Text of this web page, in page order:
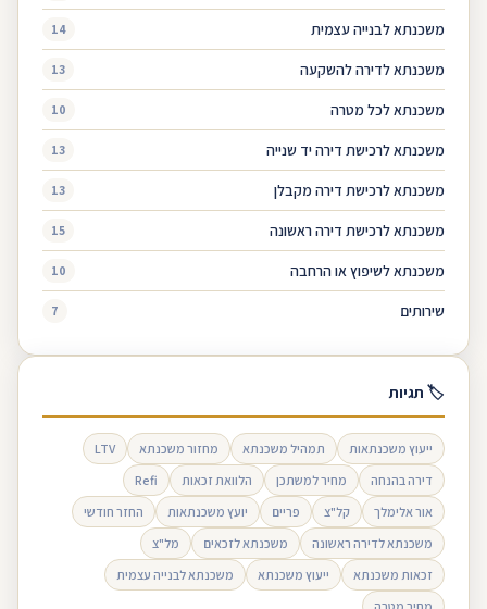
משכנתא לבנייה עצמית 14
משכנתא לדירה להשקעה 13
משכנתא לכל מטרה 10
משכנתא לרכישת דירה יד שנייה 13
משכנתא לרכישת דירה מקבלן 13
משכנתא לרכישת דירה ראשונה 15
משכנתא לשיפוץ או הרחבה 10
שירותים 7
🏷 תגיות
ייעוץ משכנתאות תמהיל משכנתא מחזור משכנתא
LTV
דירה בהנחה
מחיר למשתכן הלוואת זכאות
Refi
אור אלימלך
קל"צ פריים יועץ משכנתאות
החזר חודשי
משכנתא לדירה ראשונה
משכנתא לזכאים
מל"צ
זכאות משכנתא
ייעוץ משכנתא
משכנתא לבנייה עצמית